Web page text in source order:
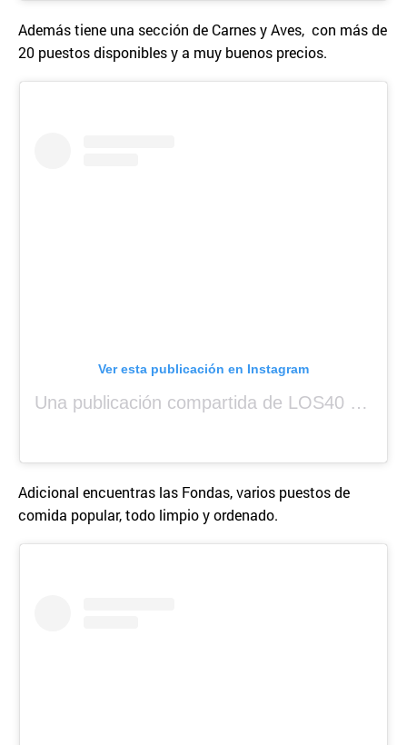
Además tiene una sección de Carnes y Aves, con más de
20 puestos disponibles y a muy buenos precios.
Ver esta publicación en Instagram
Una publicación compartida de LOS40 Panamá 🇵🇦 🎙️🎶 (@los40panama)
Adicional encuentras las Fondas, varios puestos de
comida popular, todo limpio y ordenado.